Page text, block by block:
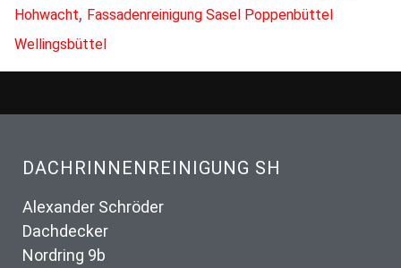
Hohwacht, Fassadenreinigung Sasel Poppenbüttel
Wellingsbüttel
DACHRINNENREINIGUNG SH
Alexander Schröder
Dachdecker
Nordring 9b